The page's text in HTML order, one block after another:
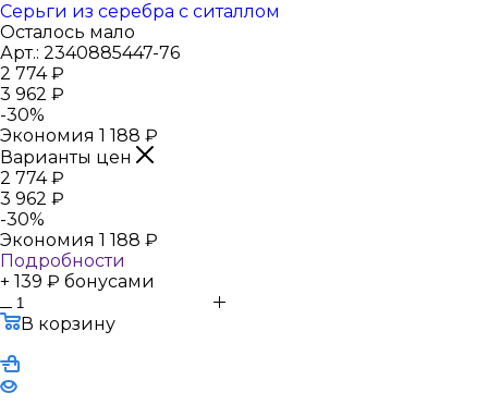
Серьги из серебра с ситаллом
Осталось мало
Арт.: 2340885447-76
2 774₽
3 962 ₽
-30%
Экономия 1 188 ₽
Варианты цен
2 774₽
3 962 ₽
-30%
Экономия 1 188 ₽
Подробности
+ 139 ₽ бонусами
В корзину